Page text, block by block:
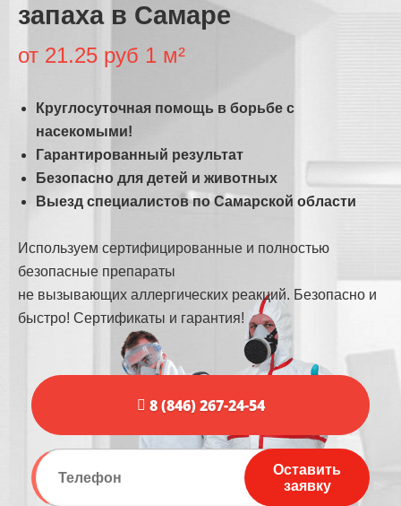
запаха в Самаре
от 21.25 руб 1 м²
Круглосуточная помощь в борьбе с
насекомыми!
Гарантированный результат
Безопасно для детей и животных
Выезд специалистов по Самарской области
Используем сертифицированные и полностью
безопасные препараты
не вызывающих аллергических реакций. Безопасно и
быстро! Сертификаты и гарантия!
8 (846) 267-24-54
Оставить
заявку